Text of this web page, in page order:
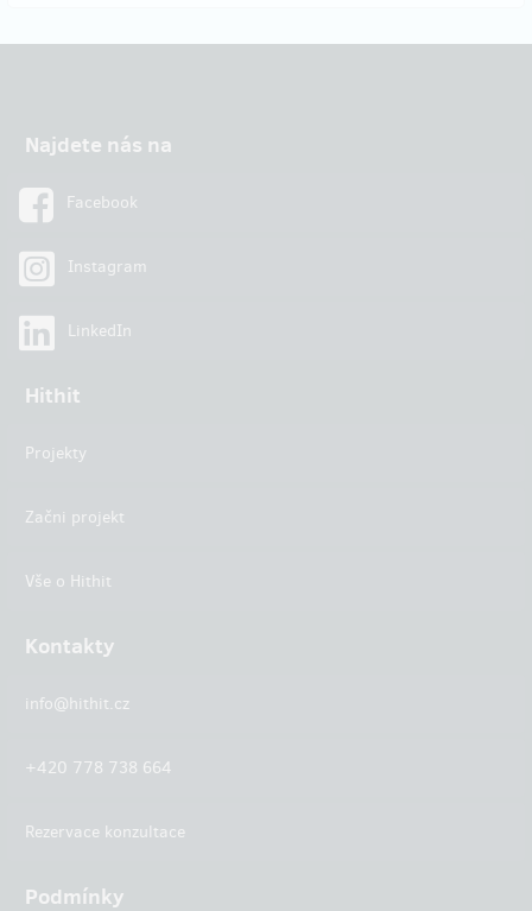
Najdete nás na
Facebook
Instagram
LinkedIn
Hithit
Projekty
Začni projekt
Vše o Hithit
Kontakty
info@hithit.cz
+420 778 738 664
Rezervace konzultace
Podmínky